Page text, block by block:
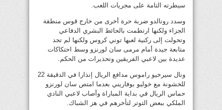
سيطرته التامة على مجريات اللعب.
وسدد رونالدو ضربة حرة أخرى من خارج قوس منطقة
الجزاء ولكنها ارتطمت بالحائط البشري الدفاعي
وتحولت إلى ركنية لعبها توني كروس ولكنها لم تجد
متابعة جيدة أمام مرمى سان لورنزو وسط احتكاكات
عديدة بين لاعبي الفريقين وتحذيرات من الحكم.
ونال سيرخيو راموس مدافع الريال إنذارا في الدقيقة 22
للخشونة مع خوليو بوفاريني بعدما امتص سان لورنزو
حماس الريال في بداية المباراة وأصاب لاعبي النادي
الملكي ببعض التوتر لتأخرهم في هز الشباك.